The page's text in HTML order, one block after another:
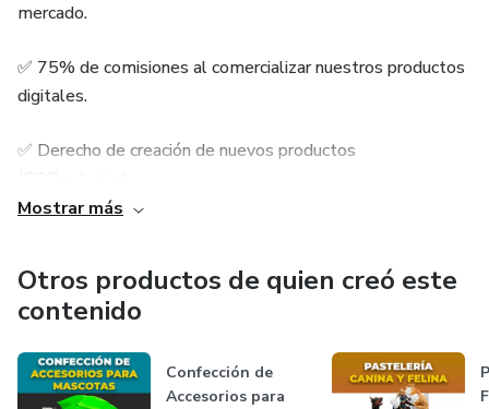
mercado.
✅ 75% de comisiones al comercializar nuestros productos
digitales.
✅ Derecho de creación de nuevos productos
✅ 25% de comisiones como intermediario COProductor.
pack de json.
Mostrar más
Otros productos de quien creó este
contenido
Confección de
Accesorios para